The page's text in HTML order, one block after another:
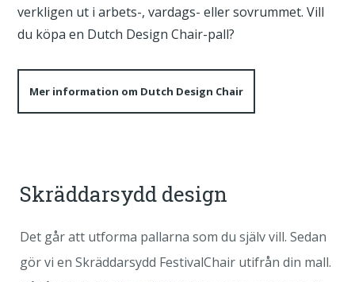
verkligen ut i arbets-, vardags- eller sovrummet. Vill
du köpa en Dutch Design Chair-pall?
Mer information om Dutch Design Chair
Skräddarsydd design
Det går att utforma pallarna som du själv vill. Sedan
gör vi en Skräddarsydd FestivalChair utifrån din mall.